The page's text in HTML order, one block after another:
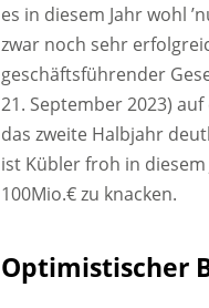
es in diesem Jahr wohl
zwar noch sehr
geschäftsführender
21. September 2023)
das zweite Halbjahr
ist Kübler froh in
100Mio.€ zu knacken.
Optimistischer